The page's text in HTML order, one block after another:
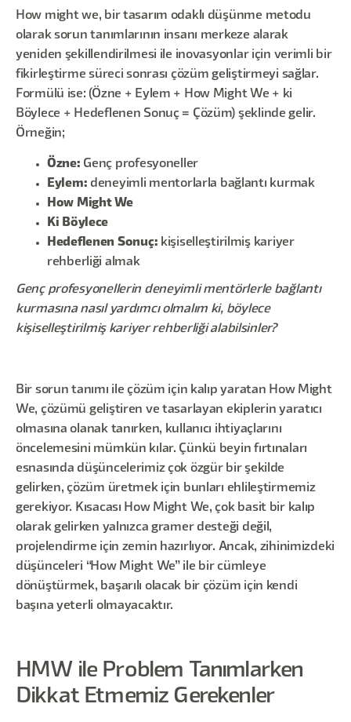
How might we, bir tasarım odaklı düşünme metodu
olarak sorun tanımlarının insanı merkeze alarak
yeniden şekillendirilmesi ile inovasyonlar için verimli bir
fikirleştirme süreci sonrası çözüm geliştirmeyi sağlar.
Formülü ise: (Özne + Eylem + How Might We + ki
Böylece + Hedeflenen Sonuç = Çözüm) şeklinde gelir.
Örneğin;
Özne: Genç profesyoneller
Eylem: deneyimli mentorlarla bağlantı kurmak
How Might We
Ki Böylece
Hedeflenen Sonuç: kişiselleştirilmiş kariyer
rehberliği almak
Genç profesyonellerin deneyimli mentörlerle bağlantı
kurmasına nasıl yardımcı olmalım ki, böylece
kişiselleştirilmiş kariyer rehberliği alabilsinler?
Bir sorun tanımı ile çözüm için kalıp yaratan How Might
We, çözümü geliştiren ve tasarlayan ekiplerin yaratıcı
olmasına olanak tanırken, kullanıcı ihtiyaçlarını
öncelemesini mümkün kılar. Çünkü beyin fırtınaları
esnasında düşüncelerimiz çok özgür bir şekilde
gelirken, çözüm üretmek için bunları ehlileştirmemiz
gerekiyor. Kısacası How Might We, çok basit bir kalıp
olarak gelirken yalnızca gramer desteği değil,
projelendirme için zemin hazırlıyor. Ancak, zihinimizdeki
düşünceleri “How Might We” ile bir cümleye
dönüştürmek, başarılı olacak bir çözüm için kendi
başına yeterli olmayacaktır.
HMW ile Problem Tanımlarken
Dikkat Etmemiz Gerekenler